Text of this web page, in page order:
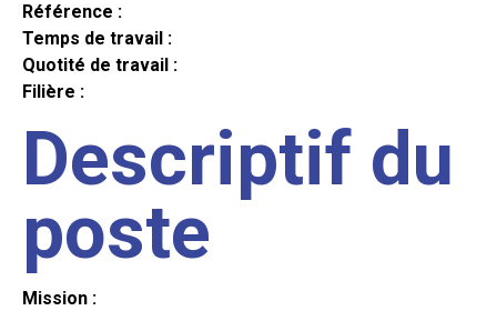
Référence :
Temps de travail :
Quotité de travail :
Filière :
Descriptif du
poste
Mission :